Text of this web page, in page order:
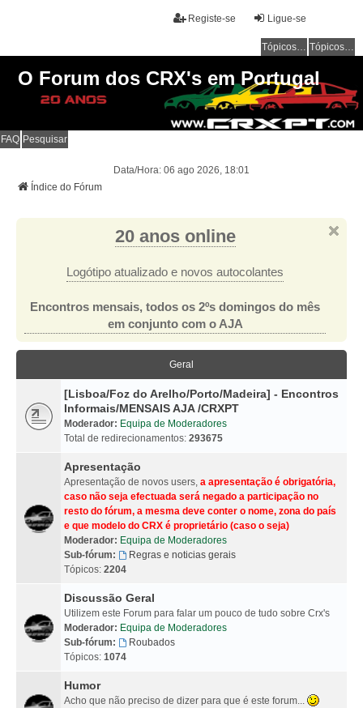
Ligue-se
Registe-se
Tópicos sem resposta Tópicos ativos
O Forum dos CRX's em Portugal
FAQ Pesquisar
Data/Hora: 06 ago 2026, 18:01
Índice do Fórum
20 anos online
Logótipo atualizado e novos autocolantes
Encontros mensais, todos os 2ºs domingos do mês
em conjunto com o AJA
Geral
[Lisboa/Foz do Arelho/Porto/Madeira] - Encontros
Informais/MENSAIS AJA /CRXPT
Moderador: Equipa de Moderadores
Total de redirecionamentos: 293675
Apresentação
Apresentação de novos users, a apresentação é obrigatória,
caso não seja efectuada será negado a participação no
resto do fórum, a mesma deve conter o nome, zona do país
e que modelo do CRX é proprietário (caso o seja)
Moderador: Equipa de Moderadores
Sub-fórum:
Regras e noticias gerais
Tópicos: 2204
Discussão Geral
Utilizem este Forum para falar um pouco de tudo sobre Crx's
Moderador: Equipa de Moderadores
Sub-fórum:
Roubados
Tópicos: 1074
Humor
Acho que não preciso de dizer para que é este forum...